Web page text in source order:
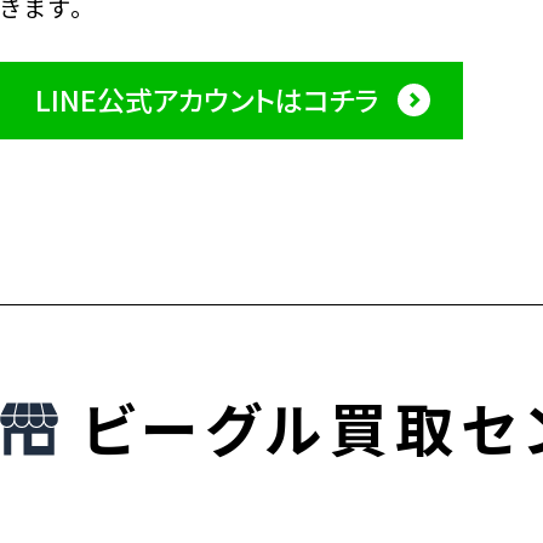
きます。
LINE公式アカウントはコチラ
ビーグル買取セ